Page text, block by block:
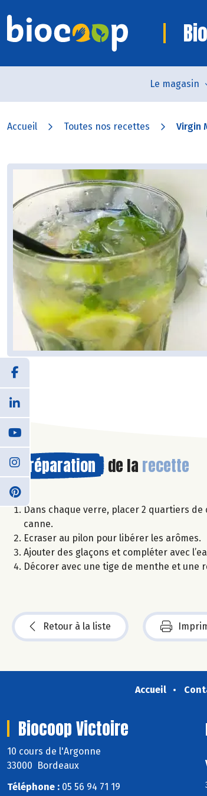
Le magasin
Accueil Toutes nos recettes Virgin
Préparation de la recette
Dans chaque verre, placer 2 quartiers
canne.
Ecraser au pilon pour libérer les arômes.
Ajouter des glaçons et compléter avec
Décorer avec une tige de menthe et une
Retour à la liste
Accueil
Biocoop Victoire
10 cours de l'Argonne
33000 Bordeaux
Téléphone : 05 56 94 71 19